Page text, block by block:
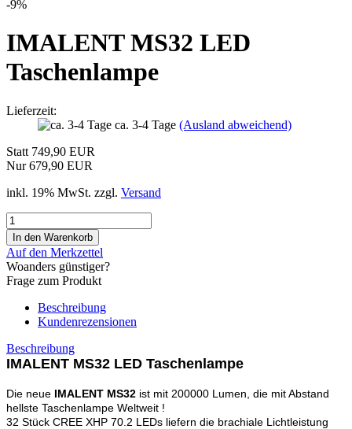
-9%
IMALENT MS32 LED
Taschenlampe
Lieferzeit:
ca. 3-4 Tage (Ausland abweichend)
Statt 749,90 EUR
Nur 679,90 EUR
inkl. 19% MwSt. zzgl. Versand
Auf den Merkzettel
Woanders günstiger?
Frage zum Produkt
Beschreibung
Kundenrezensionen
Beschreibung
IMALENT MS32 LED Taschenlampe
Die neue IMALENT MS32 ist mit 200000 Lumen, die mit Abstand
hellste Taschenlampe Weltweit !
32 Stück CREE XHP 70.2 LEDs liefern die brachiale Lichtleistung